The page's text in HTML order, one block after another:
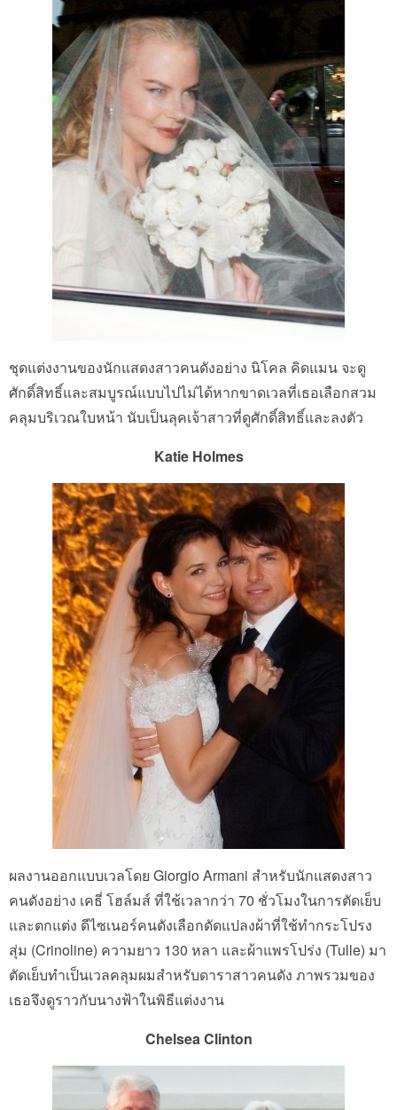
ชุดแต่งงานของนักแสดงสาวคนดังอย่าง นิโคล คิดแมน จะดู
ศักดิ์สิทธิ์และสมบูรณ์แบบไปไม่ได้หากขาดเวลที่เธอเลือกสวม
คลุมบริเวณใบหน้า นับเป็นลุคเจ้าสาวที่ดูศักดิ์สิทธิ์และลงตัว
Katie Holmes
ผลงานออกแบบเวลโดย Giorgio Armani สำหรับนักแสดงสาว
คนดังอย่าง เคธี่ โฮล์มส์ ที่ใช้เวลากว่า 70 ชั่วโมงในการตัดเย็บ
และตกแต่ง ดีไซเนอร์คนดังเลือกดัดแปลงผ้าที่ใช้ทำกระโปรง
สุ่ม (Crinoline) ความยาว 130 หลา และผ้าแพรโปร่ง (Tulle) มา
ตัดเย็บทำเป็นเวลคลุมผมสำหรับดาราสาวคนดัง ภาพรวมของ
เธอจึงดูราวกับนางฟ้าในพิธีแต่งงาน
Chelsea Clinton